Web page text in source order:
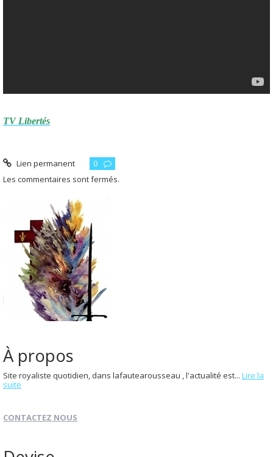
TV Libertés
Lien permanent
0
Les commentaires sont fermés.
À propos
Site royaliste quotidien, dans lafautearousseau , l'actualité est... Lire la
suite
CONTACTEZ NOUS